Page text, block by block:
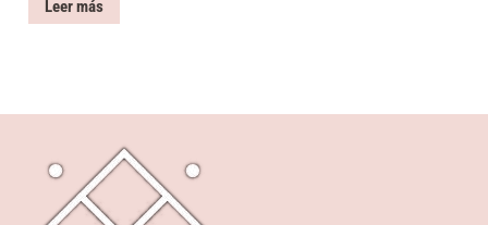
Leer más